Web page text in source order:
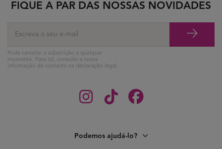
Podemos ajudá-lo?
FIQUE A PAR DAS NOSSAS NOVIDADES
Pode cancelar a subscrição a qualquer
momento. Para tal, consulte a nossa
informação de contacto na declaração legal.